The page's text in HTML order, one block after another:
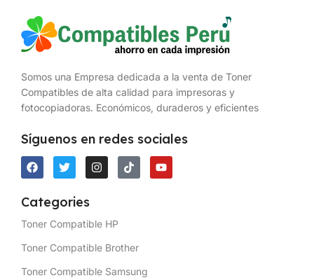
Somos una Empresa dedicada a la venta de Toner
Compatibles de alta calidad para impresoras y
fotocopiadoras. Económicos, duraderos y eficientes
Síguenos en redes sociales
Categories
Toner Compatible HP
Toner Compatible Brother
Toner Compatible Samsung